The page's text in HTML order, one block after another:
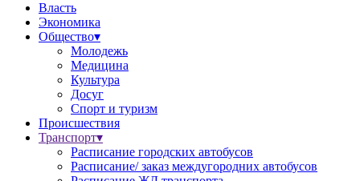
Власть
Экономика
Общество▾
Молодежь
Медицина
Культура
Досуг
Спорт и туризм
Происшествия
Транспорт▾
Расписание городских автобусов
Расписание/ заказ междугородних автобусов